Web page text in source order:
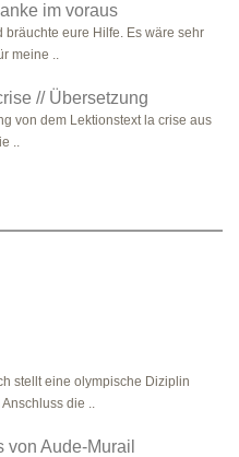
im voraus
bräuchte eure Hilfe. Es wäre sehr
meine ..
// Übersetzung
von dem Lektionstext la crise aus
..
stellt eine olympische Diziplin
die ..
Aude-Murail